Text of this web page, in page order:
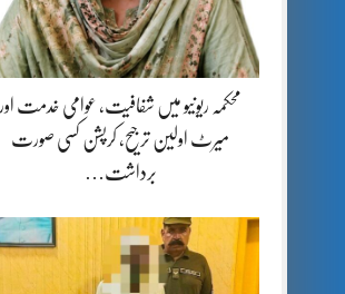
محکمہ ریونیو میں شفافیت، عوامی خدمت اور
میرٹ اولین ترجیح، کرپشن کسی صورت
برداشت…